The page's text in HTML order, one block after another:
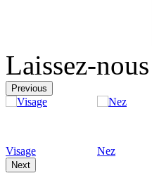
Laissez-
Previous
Visage Nez
Next